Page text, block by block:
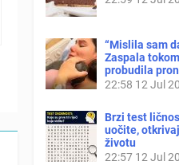
“Mislila sam
Zaspala
probudila
22:58 12 Jul
Brzi test
uočite,
životu
22:57 12 Jul